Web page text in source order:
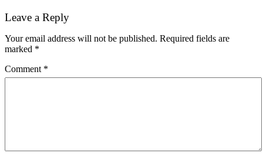
Leave a Reply
Your email address will not be published. Required fields are
marked *
Comment *